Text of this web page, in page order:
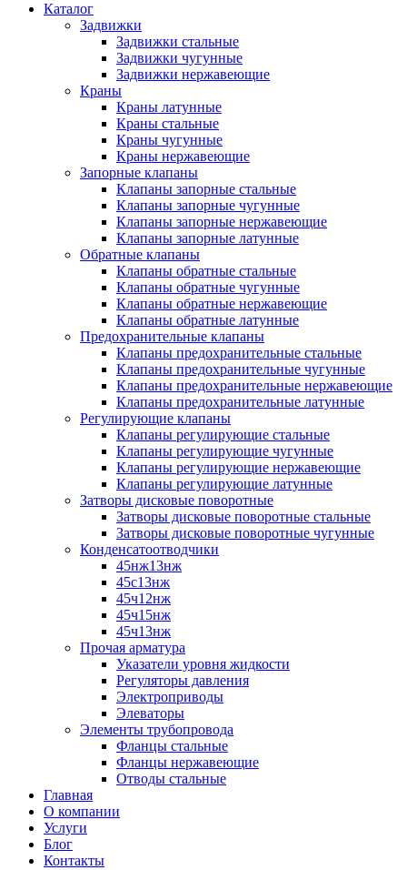
Каталог
Задвижки
Задвижки стальные
Задвижки чугунные
Задвижки нержавеющие
Краны
Краны латунные
Краны стальные
Краны чугунные
Краны нержавеющие
Запорные клапаны
Клапаны запорные стальные
Клапаны запорные чугунные
Клапаны запорные нержавеющие
Клапаны запорные латунные
Обратные клапаны
Клапаны обратные стальные
Клапаны обратные чугунные
Клапаны обратные нержавеющие
Клапаны обратные латунные
Предохранительные клапаны
Клапаны предохранительные стальные
Клапаны предохранительные чугунные
Клапаны предохранительные нержавеющие
Клапаны предохранительные латунные
Регулирующие клапаны
Клапаны регулирующие стальные
Клапаны регулирующие чугунные
Клапаны регулирующие нержавеющие
Клапаны регулирующие латунные
Затворы дисковые поворотные
Затворы дисковые поворотные стальные
Затворы дисковые поворотные чугунные
Конденсатоотводчики
45нж13нж
45с13нж
45ч12нж
45ч15нж
45ч13нж
Прочая арматура
Указатели уровня жидкости
Регуляторы давления
Электроприводы
Элеваторы
Элементы трубопровода
Фланцы стальные
Фланцы нержавеющие
Отводы стальные
Главная
О компании
Услуги
Блог
Контакты